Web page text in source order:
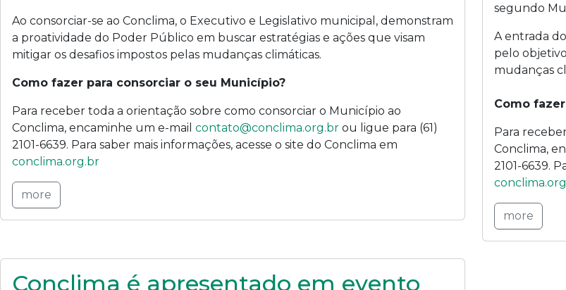
Ao consorciar-se ao Conclima, o Executivo e Legislativo municipal, demonstram
a proatividade do Poder Público em buscar estratégias e ações que visam
mitigar os desafios impostos pelas mudanças climáticas.
Como fazer para consorciar o seu Município?
Para receber toda a orientação sobre como consorciar o Município ao
Conclima, encaminhe um e-mail contato@conclima.org.br ou ligue para (61)
2101-6639. Para saber mais informações, acesse o site do Conclima em
conclima.org.br
more
segundo
A entrada
pelo
mudanças
Como
Para
Conclima,
2101-6639.
more
Conclima é apresentado em evento